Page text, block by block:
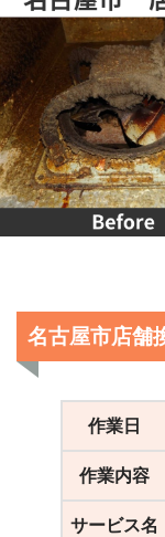
名古屋市店舗
作業日
作業内容
サービス名